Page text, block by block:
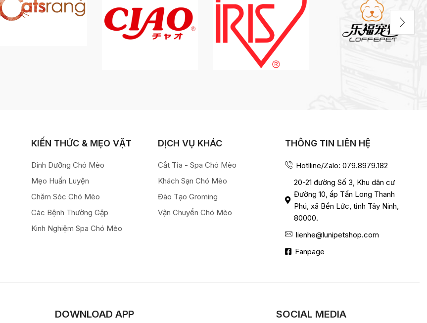
KIẾN THỨC & MẸO VẶT
Dinh Dưỡng Chó Mèo
Mẹo Huấn Luyện
Chăm Sóc Chó Mèo
Các Bệnh Thường Gặp
Kinh Nghiệm Spa Chó Mèo
DỊCH VỤ KHÁC
Cắt Tỉa - Spa Chó Mèo
Khách Sạn Chó Mèo
Đào Tạo Groming
Vận Chuyển Chó Mèo
THÔNG TIN LIÊN HỆ
Hotlline/Zalo: 079.8979.182
20-21 đường Số 3, Khu dân cư
Đường 10, ấp Tấn Long Thanh
Phú, xã Bến Lức, tỉnh Tây Ninh,
80000.
lienhe@lunipetshop.com
Fanpage
DOWNLOAD APP SOCIAL MEDIA